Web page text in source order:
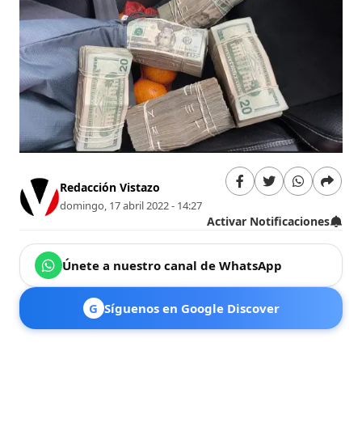
Redacción Vistazo
domingo, 17 abril 2022 - 14:27
Activar Notificaciones
Únete a nuestro canal de WhatsApp
G Síguenos en Google Discover